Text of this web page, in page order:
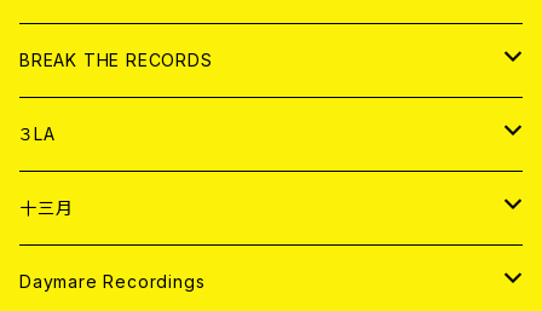
書籍
DIGITAL CONTENTS
アナログ
CD
アナログ
BREAK THE RECORDS
CD
ANALOG
アパレル
３LA
CD
ANALOG
十三月
CD
Daymare Recordings